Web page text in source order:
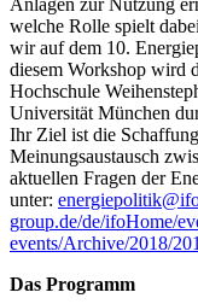
Anlagen zur Nutzung
welche Rolle spielt
wir auf dem 10.
diesem Workshop wird
Hochschule
Universität München
Ihr Ziel ist die
Meinungsaustausch
aktuellen Fragen der
unter:
group.de/de/ifoHome/
events/Archive/2018/
Das Programm